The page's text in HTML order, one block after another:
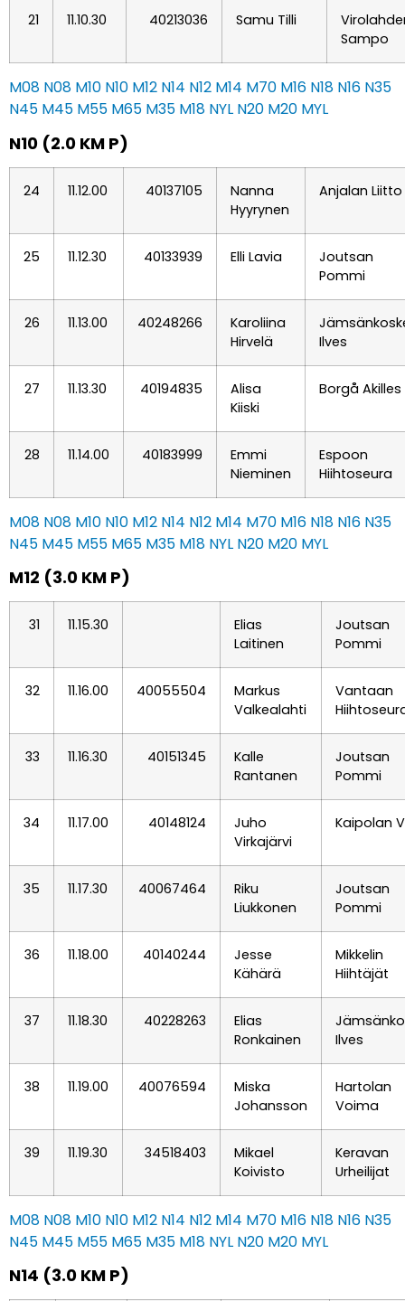
21 11.10.30 40213036 Samu Tilli
Sampo
M08 N08 M10 N10 M12 N14 N12 M14 M70 M16 N18 N16 N35
N45 M45 M55 M65 M35 M18 NYL N20 M20 MYL
N10 (2.0 KM P)
24 11.12.00 40137105
Nanna
Hyyrynen
Anjalan Liitto
25 11.12.30 40133939 Elli Lavia
Joutsan
Pommi
26 11.13.00 40248266
Karoliina
Hirvelä
Ilves
27 11.13.30 40194835
Alisa
Kiiski
Borgå Akilles
28 11.14.00 40183999
Emmi
Nieminen
Espoon
Hiihtoseura
M08 N08 M10 N10 M12 N14 N12 M14 M70 M16 N18 N16 N35
N45 M45 M55 M65 M35 M18 NYL N20 M20 MYL
M12 (3.0 KM P)
31 11.15.30
Elias
Laitinen
Joutsan
Pommi
32 11.16.00 40055504
Markus
Valkealahti
Vantaan
33 11.16.30 40151345
Kalle
Rantanen
Joutsan
Pommi
34 11.17.00 40148124
Juho
Virkajärvi
Kaipolan
35 11.17.30 40067464
Riku
Liukkonen
Joutsan
Pommi
36 11.18.00 40140244
Jesse
Kähärä
Mikkelin
Hiihtäjät
37 11.18.30 40228263
Elias
Ronkainen
Ilves
38 11.19.00 40076594
Miska
Johansson
Hartolan
Voima
39 11.19.30 34518403
Mikael
Koivisto
Keravan
Urheilijat
M08 N08 M10 N10 M12 N14 N12 M14 M70 M16 N18 N16 N35
N45 M45 M55 M65 M35 M18 NYL N20 M20 MYL
N14 (3.0 KM P)